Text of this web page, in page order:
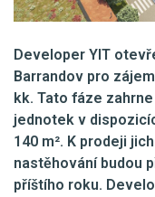
Developer YIT
Barrandov pro
kk. Tato fáze
jednotek v
140 m². K prodeji
nastěhování budou
příštího roku.